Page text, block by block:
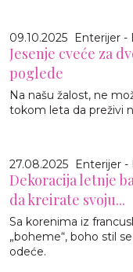
09.10.2025 Enterijer -
Jesenje cveće za
poglede
Na našu žalost, ne
tokom leta da preživi
27.08.2025 Enterijer -
Dekoracija letnje
da kreirate svoju...
Sa korenima iz
„boheme“, boho stil
odeće.